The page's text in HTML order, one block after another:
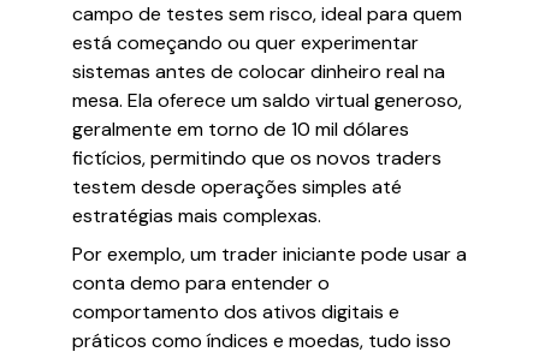
campo de testes sem risco, ideal para quem
está começando ou quer experimentar
sistemas antes de colocar dinheiro real na
mesa. Ela oferece um saldo virtual generoso,
geralmente em torno de 10 mil dólares
fictícios, permitindo que os novos traders
testem desde operações simples até
estratégias mais complexas.
Por exemplo, um trader iniciante pode usar a
conta demo para entender o
comportamento dos ativos digitais e
práticos como índices e moedas, tudo isso